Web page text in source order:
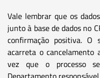
Vale lembrar que os
junto à base de dados no
confirmação positiva. O
acarreta o cancelamento
vez que o processo